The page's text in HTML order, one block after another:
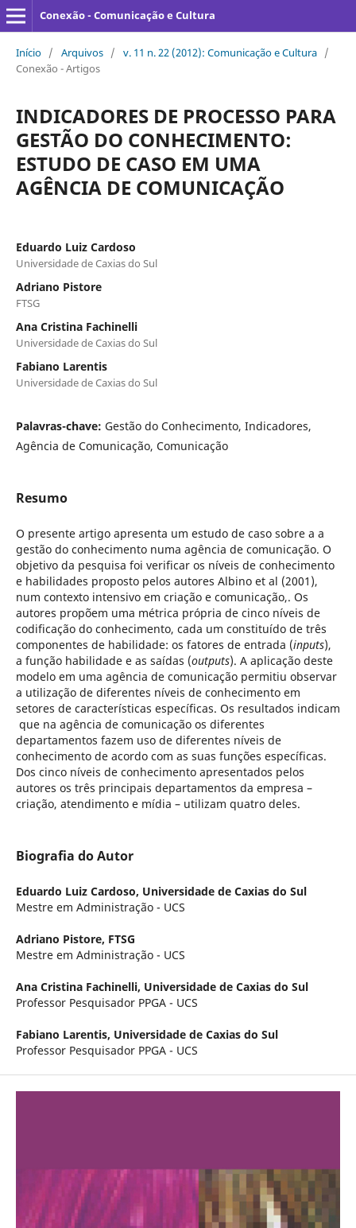
Conexão - Comunicação e Cultura
Início / Arquivos / v. 11 n. 22 (2012): Comunicação e Cultura /
Conexão - Artigos
INDICADORES DE PROCESSO PARA
GESTÃO DO CONHECIMENTO:
ESTUDO DE CASO EM UMA
AGÊNCIA DE COMUNICAÇÃO
Eduardo Luiz Cardoso
Universidade de Caxias do Sul
Adriano Pistore
FTSG
Ana Cristina Fachinelli
Universidade de Caxias do Sul
Fabiano Larentis
Universidade de Caxias do Sul
Palavras-chave: Gestão do Conhecimento, Indicadores,
Agência de Comunicação, Comunicação
Resumo
O presente artigo apresenta um estudo de caso sobre a a
gestão do conhecimento numa agência de comunicação. O
objetivo da pesquisa foi verificar os níveis de conhecimento
e habilidades proposto pelos autores Albino et al (2001),
num contexto intensivo em criação e comunicação,. Os
autores propõem uma métrica própria de cinco níveis de
codificação do conhecimento, cada um constituído de três
componentes de habilidade: os fatores de entrada (inputs),
a função habilidade e as saídas (outputs). A aplicação deste
modelo em uma agência de comunicação permitiu observar
a utilização de diferentes níveis de conhecimento em
setores de características específicas. Os resultados indicam
que na agência de comunicação os diferentes
departamentos fazem uso de diferentes níveis de
conhecimento de acordo com as suas funções específicas.
Dos cinco níveis de conhecimento apresentados pelos
autores os três principais departamentos da empresa –
criação, atendimento e mídia – utilizam quatro deles.
Biografia do Autor
Eduardo Luiz Cardoso, Universidade de Caxias do Sul
Mestre em Administração - UCS
Adriano Pistore, FTSG
Mestre em Administração - UCS
Ana Cristina Fachinelli, Universidade de Caxias do Sul
Professor Pesquisador PPGA - UCS
Fabiano Larentis, Universidade de Caxias do Sul
Professor Pesquisador PPGA - UCS